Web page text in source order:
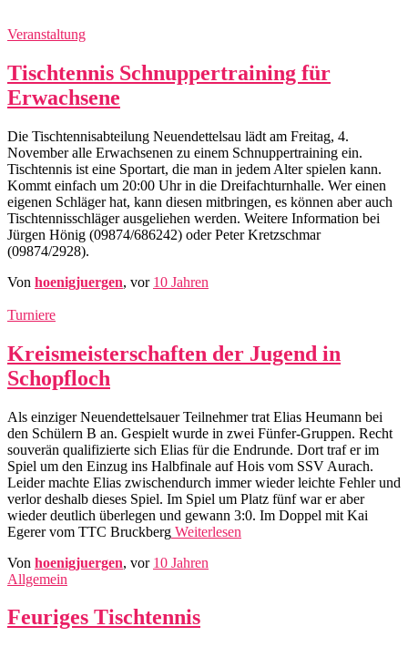
Veranstaltung
Tischtennis Schnuppertraining für
Erwachsene
Die Tischtennisabteilung Neuendettelsau lädt am Freitag, 4.
November alle Erwachsenen zu einem Schnuppertraining ein.
Tischtennis ist eine Sportart, die man in jedem Alter spielen kann.
Kommt einfach um 20:00 Uhr in die Dreifachturnhalle. Wer einen
eigenen Schläger hat, kann diesen mitbringen, es können aber auch
Tischtennisschläger ausgeliehen werden. Weitere Information bei
Jürgen Hönig (09874/686242) oder Peter Kretzschmar
(09874/2928).
Von hoenigjuergen, vor 10 Jahren
Turniere
Kreismeisterschaften der Jugend in
Schopfloch
Als einziger Neuendettelsauer Teilnehmer trat Elias Heumann bei
den Schülern B an. Gespielt wurde in zwei Fünfer-Gruppen. Recht
souverän qualifizierte sich Elias für die Endrunde. Dort traf er im
Spiel um den Einzug ins Halbfinale auf Hois vom SSV Aurach.
Leider machte Elias zwischendurch immer wieder leichte Fehler und
verlor deshalb dieses Spiel. Im Spiel um Platz fünf war er aber
wieder deutlich überlegen und gewann 3:0. Im Doppel mit Kai
Egerer vom TTC Bruckberg Weiterlesen
Von hoenigjuergen, vor 10 Jahren
Allgemein
Feuriges Tischtennis